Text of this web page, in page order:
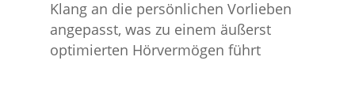
Klang an die persönlichen Vorlieben
angepasst, was zu einem äußerst
optimierten Hörvermögen führt